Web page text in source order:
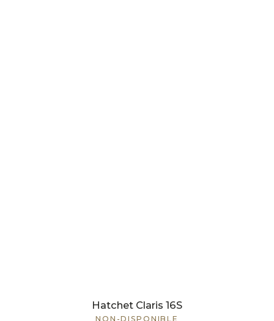
Hatchet Claris 16S
NON-DISPONIBLE